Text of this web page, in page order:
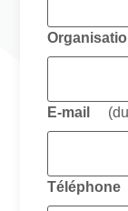
E-mail